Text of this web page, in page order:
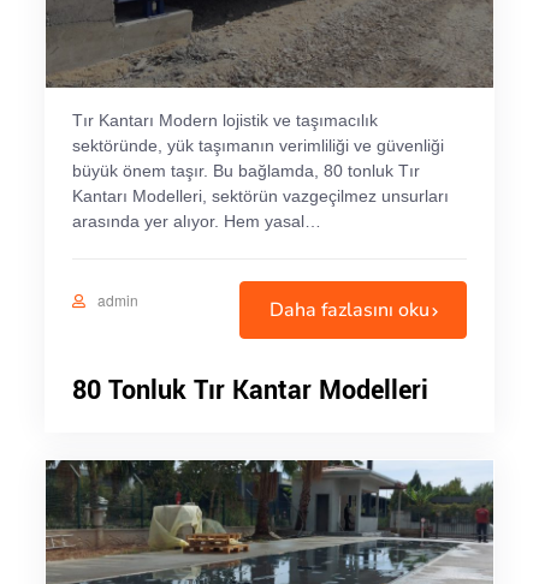
Tır Kantarı Modern lojistik ve taşımacılık
sektöründe, yük taşımanın verimliliği ve güvenliği
büyük önem taşır. Bu bağlamda, 80 tonluk Tır
Kantarı Modelleri, sektörün vazgeçilmez unsurları
arasında yer alıyor. Hem yasal…
admin Daha fazlasını oku
80 Tonluk Tır Kantar Modelleri